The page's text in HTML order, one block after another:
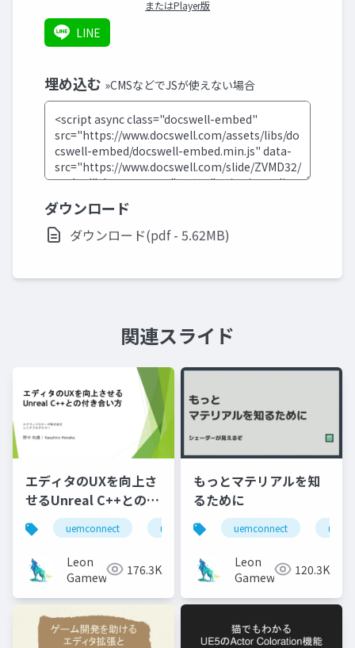
またはPlayer版
LINE
埋め込む »CMSなどでJSが使えない場合
ダウンロード
ダウンロード(pdf - 5.62MB)
関連スライド
エディタのUXを向上さ
せるUnreal C++との付
き合い方uemconnect ue5
Leon
Gameworks176.3K
もっとマテリアルを知
るために
uemconnect ue5
Leon
Gameworks120.3K